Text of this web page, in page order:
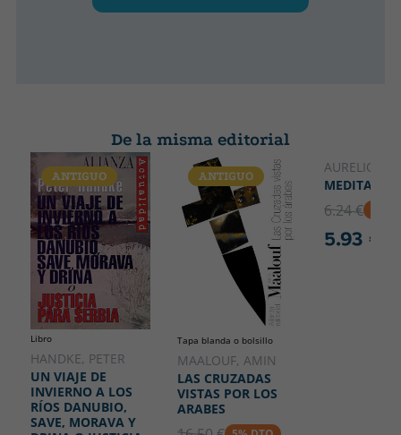
De la misma editorial
ANTIGUO
Libro
HANDKE, PETER
UN VIAJE DE
INVIERNO A LOS
RÍOS DANUBIO,
SAVE, MORAVA Y
ANTIGUO
Tapa blanda o bolsillo
MAALOUF, AMIN
LAS CRUZADAS
VISTAS POR LOS
ARABES
ANTIGUO
AURELIO,
6.24 €
5.93 €